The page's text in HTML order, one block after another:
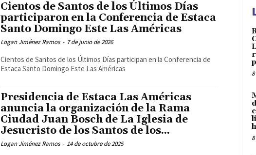
Cientos de Santos de los Últimos Días
participaron en la Conferencia de Estaca
Santo Domingo Este Las Américas
Logan Jiménez Ramos - 7 de junio de 2026
Cientos de Santos de los Últimos Días participan en la Conferencia de
Estaca Santo Domingo Este Las Américas
Presidencia de Estaca Las Américas
anuncia la organización de la Rama
Ciudad Juan Bosch de La Iglesia de
Jesucristo de los Santos de los...
Logan Jiménez Ramos - 14 de octubre de 2025